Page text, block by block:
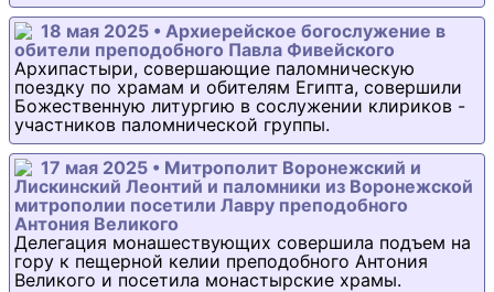
18 мая 2025 • Архиерейское богослужение в
обители преподобного Павла Фивейского
Архипастыри, совершающие паломническую
поездку по храмам и обителям Египта, совершили
Божественную литургию в сослужении клириков -
участников паломнической группы.
17 мая 2025 • Митрополит Воронежский и
Лискинский Леонтий и паломники из Воронежской
митрополии посетили Лавру преподобного
Антония Великого
Делегация монашествующих совершила подъем на
гору к пещерной келии преподобного Антония
Великого и посетила монастырские храмы.